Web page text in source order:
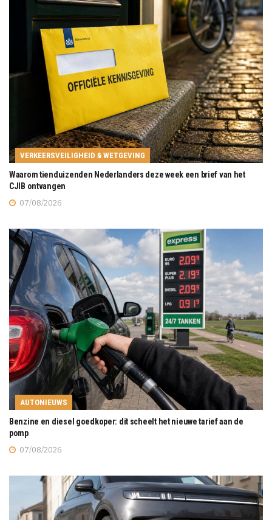
VERKEERSVEILIGHEID & WETGEVING
Waarom tienduizenden Nederlanders deze week een brief van het
CJIB ontvangen
07/08/2026
AUTONIEUWS
Benzine en diesel goedkoper: dit scheelt het nieuwe tarief aan de
pomp
07/08/2026